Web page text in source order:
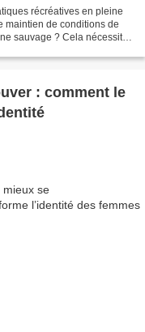
récréatives en pleine
maintien de conditions de
sauvage ? Cela nécessite
: comment le